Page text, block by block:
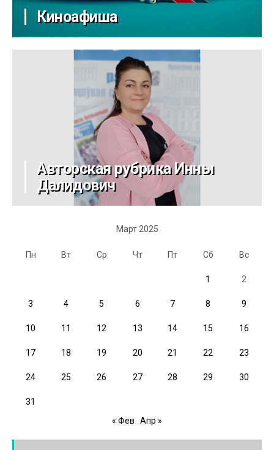
Киноафиша
Авторская рубрика Инны
Далидович
Март 2025
Пн Вт Ср Чт Пт Сб Вс
1 2
3 4 5 6 7 8 9
10 11 12 13 14 15 16
17 18 19 20 21 22 23
24 25 26 27 28 29 30
31
« Фев
Апр »